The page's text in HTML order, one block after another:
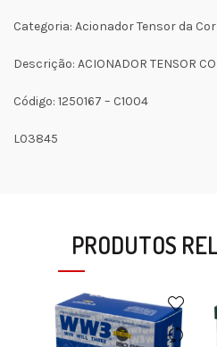
Categoria: Acionador Tensor da
Descrição: ACIONADOR TENSOR
Código: 1250167 – C1004
L03845
PRODUTOS